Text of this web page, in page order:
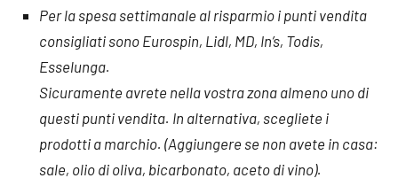
Per la spesa settimanale al risparmio i punti vendita
consigliati sono Eurospin, Lidl, MD, In’s, Todis,
Esselunga.
Sicuramente avrete nella vostra zona almeno uno di
questi punti vendita. In alternativa, scegliete i
prodotti a marchio. (Aggiungere se non avete in casa:
sale, olio di oliva, bicarbonato, aceto di vino).